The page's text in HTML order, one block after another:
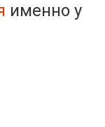
именно у